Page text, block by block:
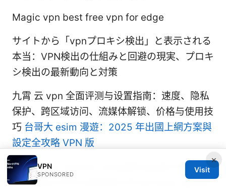
Magic vpn best free vpn for edge
サイトから「vpnプロキシ検出」と表示される
本当：VPN検出の仕組みと回避の現実、プロキ
シ検出の最新動向と対策
九霄 云 vpn 全面评测与设置指南：速度、隐私
保护、跨区域访问、流媒体解锁、价格与使用技
巧 台哥大 esim 漫遊：2025 年出國上網方案與
設定全攻略 VPN 版
Ghost vpn chrome: complete guide to using
a Chrome VPN extension for privacy, speed,
×
VPN
SPONSORED
Visit